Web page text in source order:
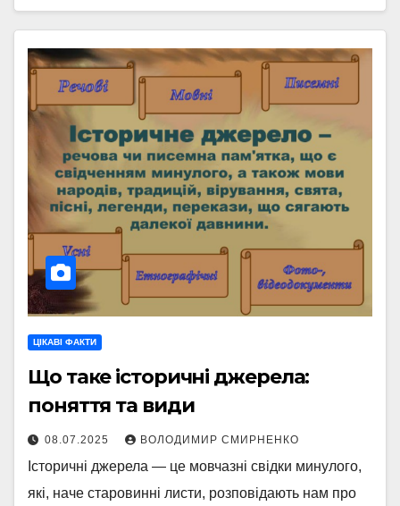
ЦІКАВІ ФАКТИ
Що таке історичні джерела:
поняття та види
08.07.2025 ВОЛОДИМИР СМИРНЕНКО
Історичні джерела — це мовчазні свідки минулого,
які, наче старовинні листи, розповідають нам про